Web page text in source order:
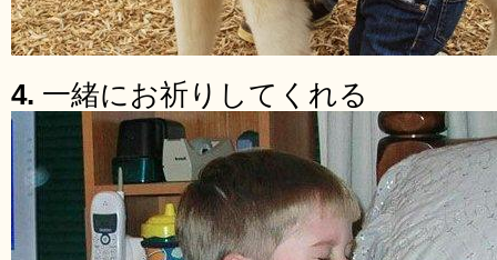
4. 一緒にお祈りしてくれる